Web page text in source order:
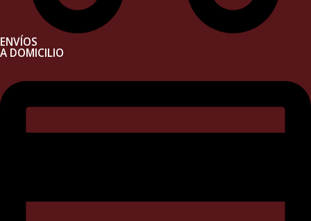
ENVÍOS
A DOMICILIO